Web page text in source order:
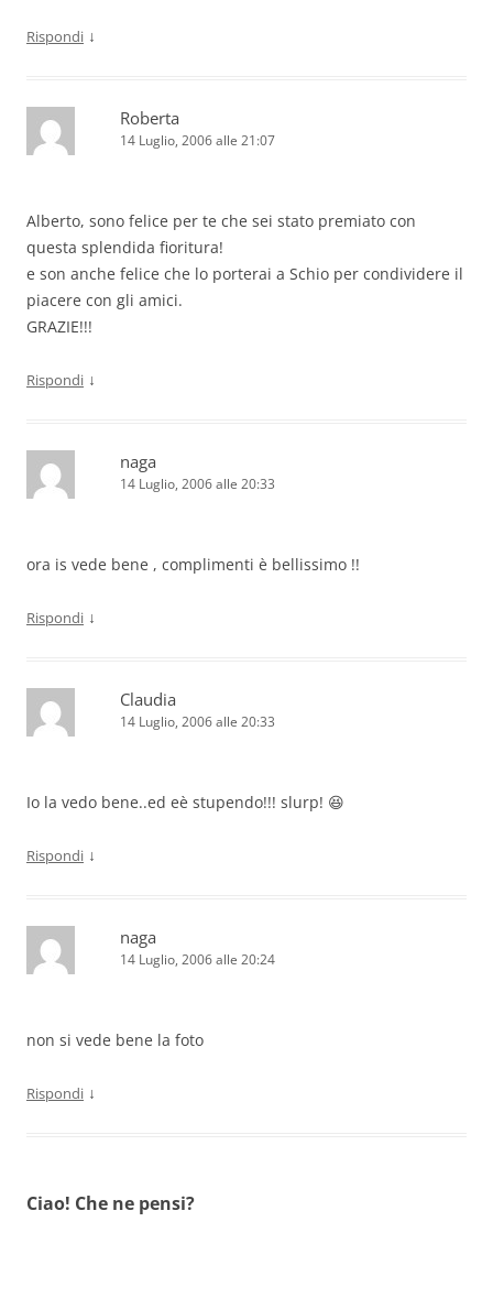
Rispondi ↓
Roberta
14 Luglio, 2006 alle 21:07
Alberto, sono felice per te che sei stato premiato con
questa splendida fioritura!
e son anche felice che lo porterai a Schio per condividere il
piacere con gli amici.
GRAZIE!!!
Rispondi ↓
naga
14 Luglio, 2006 alle 20:33
ora is vede bene , complimenti è bellissimo !!
Rispondi ↓
Claudia
14 Luglio, 2006 alle 20:33
Io la vedo bene..ed eè stupendo!!! slurp! 😆
Rispondi ↓
naga
14 Luglio, 2006 alle 20:24
non si vede bene la foto
Rispondi ↓
Ciao! Che ne pensi?